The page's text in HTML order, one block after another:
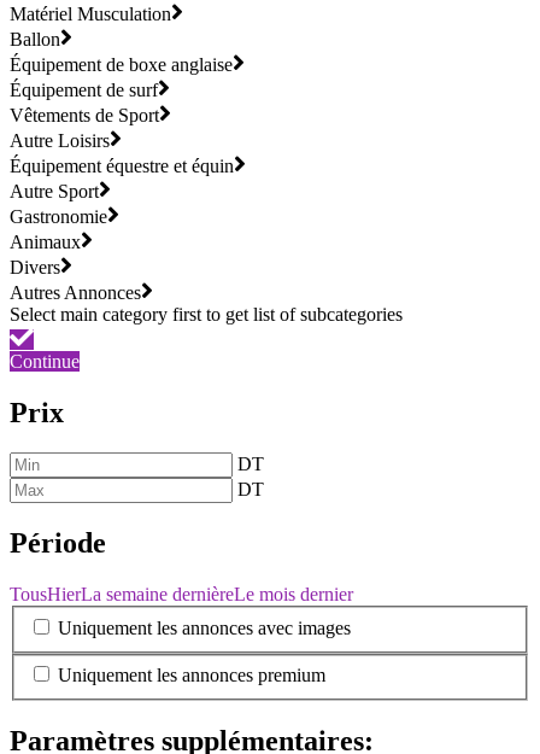
Matériel Musculation
Ballon
Équipement de boxe anglaise
Équipement de surf
Vêtements de Sport
Autre Loisirs
Équipement équestre et équin
Autre Sport
Gastronomie
Animaux
Divers
Autres Annonces
Continue
Prix
DT
DT
Période
TousHierLa semaine dernièreLe mois dernier
Uniquement les annonces avec images
Uniquement les annonces premium
Paramètres supplémentaires: